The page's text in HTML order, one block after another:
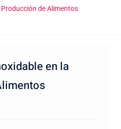
de Alimentos
en la